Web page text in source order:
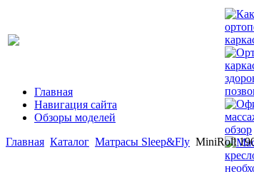
Главная
Навигация сайта
Обзоры моделей
Главная Каталог Матрасы Sleep&Fly MiniRoll